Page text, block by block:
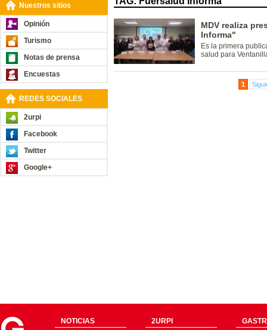
Nuestros sitios
Opinión
Turismo
Notas de prensa
Encuestas
REDES SOCIALES
2urpi
Facebook
Twitter
Google+
MDV realiza
Informa"
Es la primera
salud para
1
NOTICIAS
2URPI